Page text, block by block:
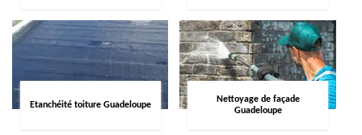
Etanchéité toiture Guadeloupe
Nettoyage de façade
Guadeloupe